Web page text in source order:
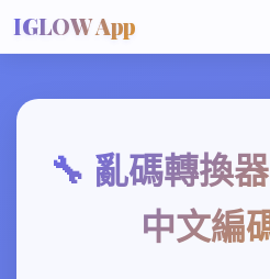
IGLOW App
🔧 亂碼轉換
中文編